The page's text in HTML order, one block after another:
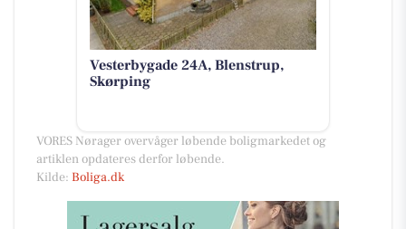
Vesterbygade 24A, Blenstrup,
Skørping
VORES Nørager overvåger løbende boligmarkedet og
artiklen opdateres derfor løbende.
Kilde: Boliga.dk